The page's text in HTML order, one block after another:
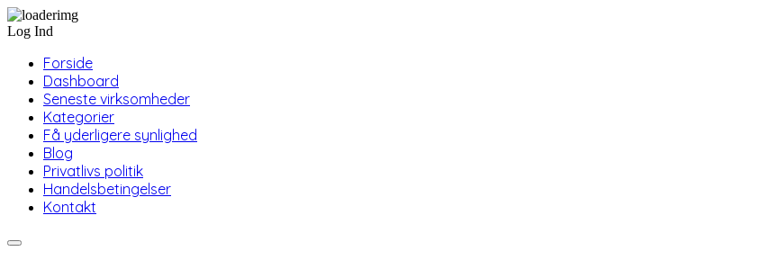
Log Ind
Forside
Dashboard
Seneste virksomheder
Kategorier
Få yderligere synlighed
Blog
Privatlivs politik
Handelsbetingelser
Kontakt